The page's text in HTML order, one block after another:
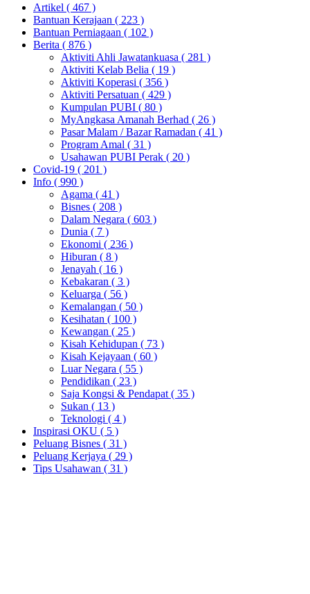
Artikel ( 467 )
Bantuan Kerajaan ( 223 )
Bantuan Perniagaan ( 102 )
Berita ( 876 )
Aktiviti Ahli Jawatankuasa ( 281 )
Aktiviti Kelab Belia ( 19 )
Aktiviti Koperasi ( 356 )
Aktiviti Persatuan ( 429 )
Kumpulan PUBI ( 80 )
MyAngkasa Amanah Berhad ( 26 )
Pasar Malam / Bazar Ramadan ( 41 )
Program Amal ( 31 )
Usahawan PUBI Perak ( 20 )
Covid-19 ( 201 )
Info ( 990 )
Agama ( 41 )
Bisnes ( 208 )
Dalam Negara ( 603 )
Dunia ( 7 )
Ekonomi ( 236 )
Hiburan ( 8 )
Jenayah ( 16 )
Kebakaran ( 3 )
Keluarga ( 56 )
Kemalangan ( 50 )
Kesihatan ( 100 )
Kewangan ( 25 )
Kisah Kehidupan ( 73 )
Kisah Kejayaan ( 60 )
Luar Negara ( 55 )
Pendidikan ( 23 )
Saja Kongsi & Pendapat ( 35 )
Sukan ( 13 )
Teknologi ( 4 )
Inspirasi OKU ( 5 )
Peluang Bisnes ( 31 )
Peluang Kerjaya ( 29 )
Tips Usahawan ( 31 )